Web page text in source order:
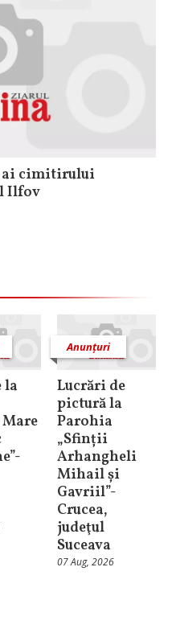
ai cimitirului
Ilfov
la
Anunțuri
Lucrări de
pictură la
Parohia
„Sfinții
Arhangheli
Mihail și
Gavriil”-
Crucea,
judeţul
Suceava
07 Aug, 2026